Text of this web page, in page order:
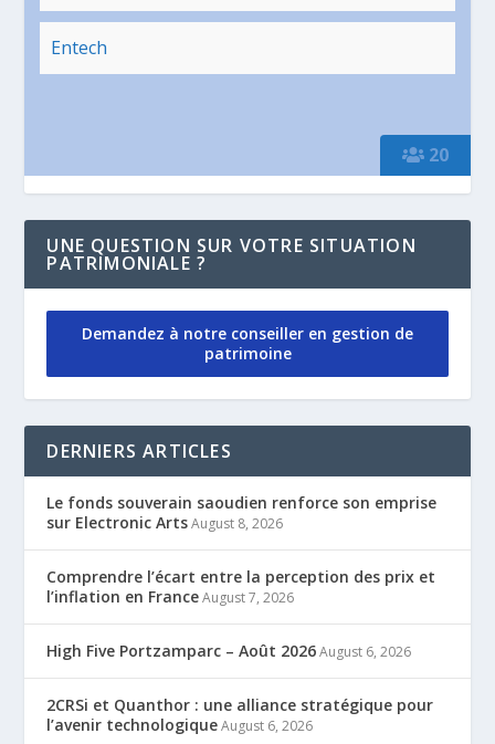
20
Entech
UNE QUESTION SUR VOTRE SITUATION
PATRIMONIALE ?
Demandez à notre conseiller en gestion de
patrimoine
DERNIERS ARTICLES
Le fonds souverain saoudien renforce son emprise
sur Electronic Arts August 8, 2026
Comprendre l’écart entre la perception des prix et
l’inflation en France August 7, 2026
High Five Portzamparc – Août 2026 August 6, 2026
2CRSi et Quanthor : une alliance stratégique pour
l’avenir technologique August 6, 2026